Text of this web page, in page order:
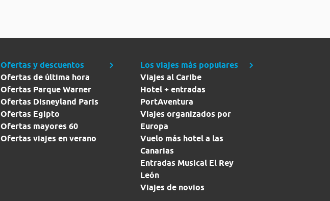
Ofertas y descuentos
Ofertas de última hora
Ofertas Parque Warner
Ofertas Disneyland Paris
Ofertas Egipto
Ofertas mayores 60
Ofertas viajes en verano
Los viajes más populares
Viajes al Caribe
Hotel + entradas
PortAventura
Viajes organizados por
Europa
Vuelo más hotel a las
Canarias
Entradas Musical El Rey
León
Viajes de novios